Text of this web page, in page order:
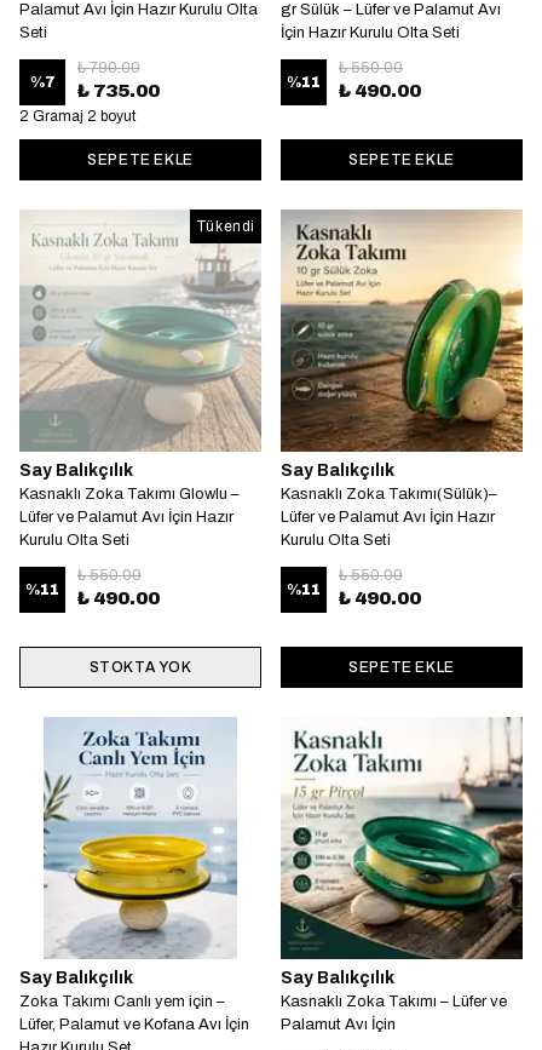
Palamut Avı İçin Hazır Kurulu Olta
Seti
%7
₺ 790.00
₺ 735.00
2 Gramaj 2 boyut
SEPETE EKLE
gr Sülük – Lüfer ve Palamut Avı
İçin Hazır Kurulu Olta Seti
%11
₺ 550.00
₺ 490.00
SEPETE EKLE
Tükendi
Say Balıkçılık
Kasnaklı Zoka Takımı Glowlu –
Lüfer ve Palamut Avı İçin Hazır
Kurulu Olta Seti
%11
₺ 550.00
₺ 490.00
STOKTA YOK
Say Balıkçılık
Kasnaklı Zoka Takımı(Sülük)–
Lüfer ve Palamut Avı İçin Hazır
Kurulu Olta Seti
%11
₺ 550.00
₺ 490.00
SEPETE EKLE
Say Balıkçılık
Zoka Takımı Canlı yem için –
Lüfer, Palamut ve Kofana Avı İçin
Say Balıkçılık
Kasnaklı Zoka Takımı – Lüfer ve
Palamut Avı İçin